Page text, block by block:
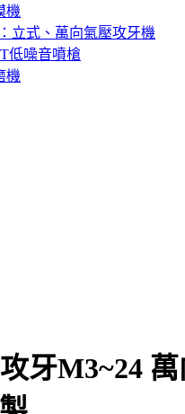
機
立式、萬向氣壓攻牙機
低噪音噴槍
機
牙M3~24